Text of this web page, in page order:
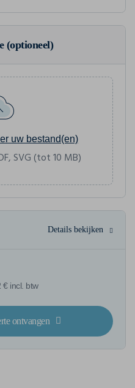
(optioneel)
uw bestand(en)
SVG (tot 10 MB)
Details bekijken
€ incl. btw
ontvangen